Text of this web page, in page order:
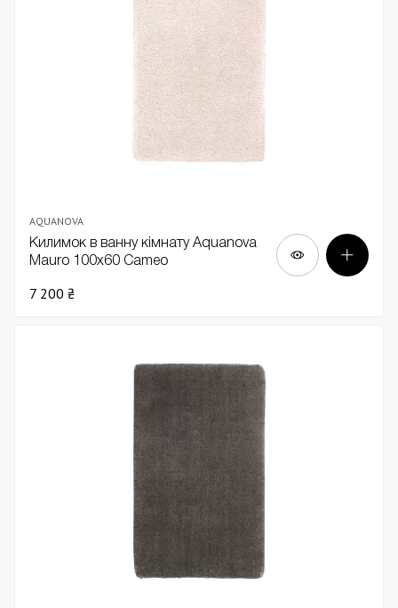
AQUANOVA
Килимок в ванну кімнату Aquanova
Mauro 100х60 Cameo
7 200 ₴